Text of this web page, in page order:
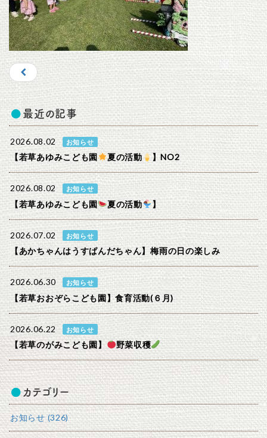
最近の記事
2026.08.02 お知らせ
【若草あゆみこども園 夏の活動 】NO2
2026.08.02 お知らせ
【若草あゆみこども園 夏の活動 】
2026.07.02 お知らせ
【あかちゃんはうすぱんだちゃん】梅雨の日の楽しみ
2026.06.30 お知らせ
【若草おおぞらこども園】食育活動(６月)
2026.06.22 お知らせ
【若草のがみこども園】 野菜収穫
カテゴリー
お知らせ (326)